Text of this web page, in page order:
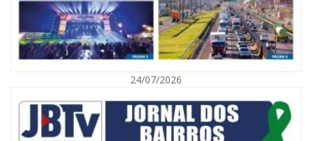
07/08/2026 | 07:00
Saúde de BC promove mutirão de DIU e Implanon na UBS Municípios
BALNEÁRIO CAMBORIÚ
24/07/2026